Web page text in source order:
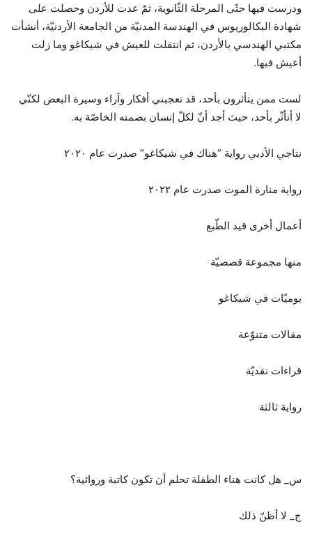
ودرست فيها حتّى المرحلة الثّانوية، ثمّ عدت للأردن وحصلت على
شهادة البكالوريوس في الهندسة المدنيّة من الجامعة الأردنيّة، أنشأت
مكتبي الهندسي بالأردن، ثم انتقلت للعيش في شيكاغو وما زلت
أعيش فيها.
لست ممن يتأثرون بأحد، قد تعجبني أفكار وآراء وسيرة البعض لكنّي
لا أتأثّر بأحد، حيث أجد أنّ لكلّ إنسان بصمته الخاصّة به.
نتاجي الأدبي رواية “هناك في شيكاغو” صدرت عام ٢٠٢٠
رواية منارة الموت صدرت عام ٢٠٢٢
أعمال أخرى قيد الطّبع
منها مجموعة قصصيّة
يوميّات في شيكاغو
مقالات متنوّعة
قراءات نقديّة
رواية ثالثة
س_ هل كانت هناء الطفلة تحلم أن تكون كاتبة وروائية؟
ج_ لا أظنّ ذلك